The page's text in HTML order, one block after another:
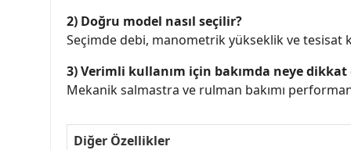
2) Doğru model nasıl seçilir?
Seçimde debi, manometrik yükseklik ve tesisat
3) Verimli kullanım için bakımda neye
Mekanik salmastra ve rulman bakımı
Diğer Özellikler